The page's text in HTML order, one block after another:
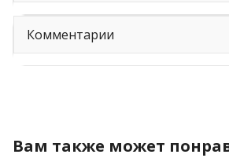
Комментарии
Вам также может